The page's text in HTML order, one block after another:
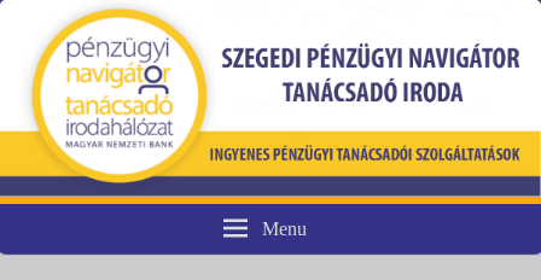
Pénzügyi fogyasztóvédelem
Menu